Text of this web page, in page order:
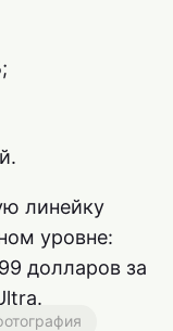
линейку
уровне:
долларов за